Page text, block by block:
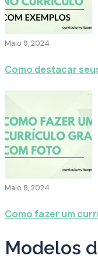
Maio 9, 2024
Como destacar
Maio 8, 2024
Como fazer um
Modelos